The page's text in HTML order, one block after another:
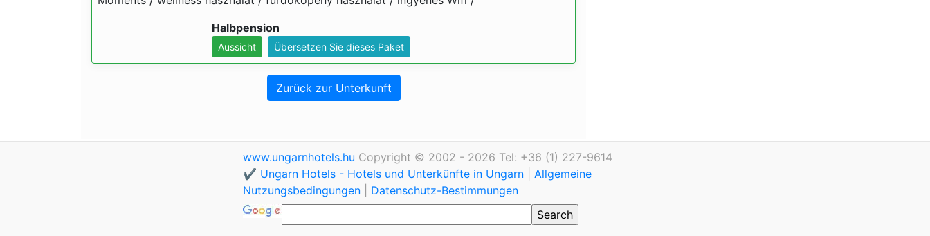
Halbpension
Aussicht Übersetzen Sie dieses Paket
Zurück zur Unterkunft
www.ungarnhotels.hu Copyright © 2002 - 2026 Tel: +36 (1) 227-9614
✔️ Ungarn Hotels - Hotels und Unterkünfte in Ungarn
Allgemeine
Nutzungsbedingungen
Datenschutz-Bestimmungen